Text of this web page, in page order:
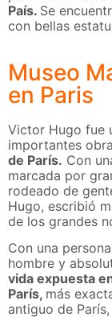
País. Se
con bellas
Museo
en Paris
Victor Hugo fue
importantes
de París. Con
marcada por
rodeado de
Hugo, escribió
de los grandes
Con una
hombre y
vida expuesta
París, más
antiguo de